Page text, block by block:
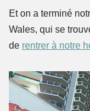
Et on a terminé
Wales, qui se
de rentrer à notre